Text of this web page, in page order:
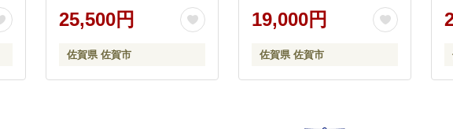
25,500円
佐賀県 佐賀市
19,000円
佐賀県 佐賀市